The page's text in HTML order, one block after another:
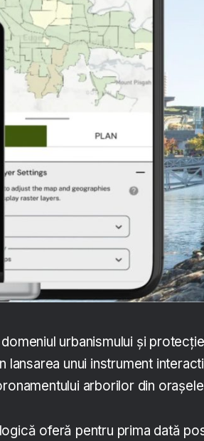
urbanismului și
lansarea unui instrument
arborilor din
oferă pentru prima dată